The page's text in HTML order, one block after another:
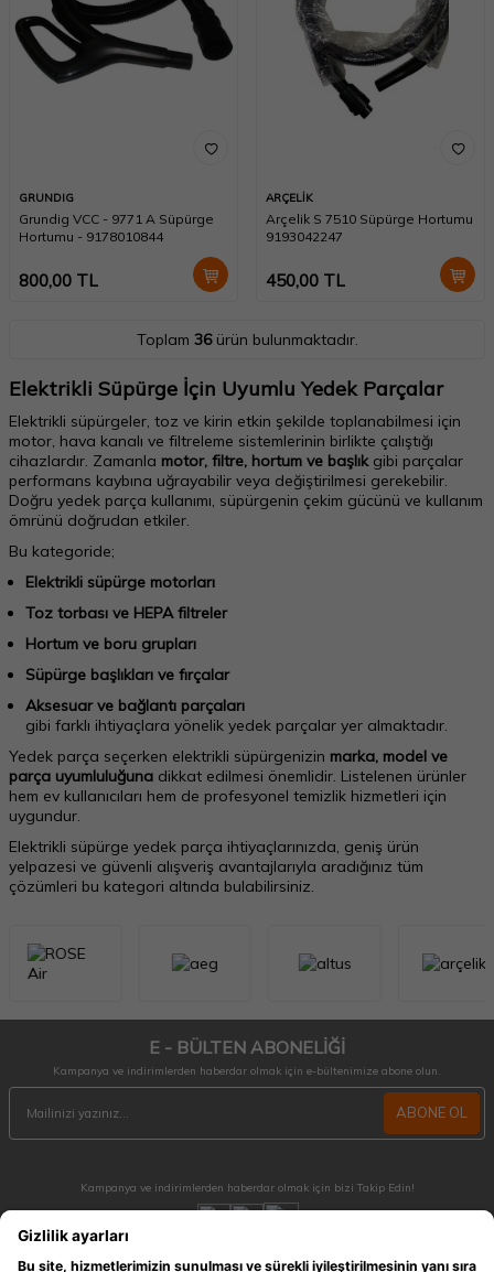
GRUNDIG
Grundig VCC - 9771 A Süpürge
Hortumu - 9178010844
800,00 TL
ARÇELİK
Arçelik S 7510 Süpürge Hortumu
9193042247
450,00 TL
Toplam 36ürün bulunmaktadır.
Elektrikli Süpürge İçin Uyumlu Yedek Parçalar
Elektrikli süpürgeler, toz ve kirin etkin şekilde toplanabilmesi için
motor, hava kanalı ve filtreleme sistemlerinin birlikte çalıştığı
cihazlardır. Zamanla motor, filtre, hortum ve başlıkgibi parçalar
performans kaybına uğrayabilir veya değiştirilmesi gerekebilir.
Doğru yedek parça kullanımı, süpürgenin çekim gücünü ve kullanım
ömrünü doğrudan etkiler.
Bu kategoride;
Elektrikli süpürge motorları
Toz torbası ve HEPA filtreler
Hortum ve boru grupları
Süpürge başlıkları ve fırçalar
Aksesuar ve bağlantı parçaları
gibi farklı ihtiyaçlara yönelik yedek parçalar yer almaktadır.
Yedek parça seçerken elektrikli süpürgenizin marka, model ve
parça uyumluluğuna dikkat edilmesi önemlidir. Listelenen ürünler
hem ev kullanıcıları hem de profesyonel temizlik hizmetleri için
uygundur.
Elektrikli süpürge yedek parça ihtiyaçlarınızda, geniş ürün
yelpazesi ve güvenli alışveriş avantajlarıyla aradığınız tüm
çözümleri bu kategori altında bulabilirsiniz.
E - BÜLTEN ABONELİĞİ
Kampanya ve indirimlerden haberdar olmak için e-bültenimize abone olun.
ABONE OL
Kampanya ve indirimlerden haberdar olmak için bizi Takip Edin!